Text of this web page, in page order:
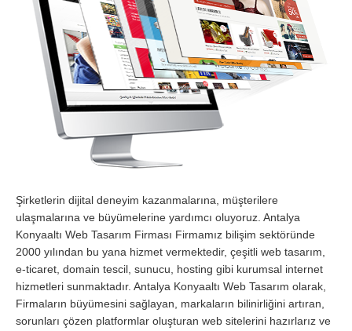
Şirketlerin dijital deneyim kazanmalarına, müşterilere
ulaşmalarına ve büyümelerine yardımcı oluyoruz. Antalya
Konyaaltı Web Tasarım Firması Firmamız bilişim sektöründe
2000 yılından bu yana hizmet vermektedir, çeşitli web tasarım,
e-ticaret, domain tescil, sunucu, hosting gibi kurumsal internet
hizmetleri sunmaktadır. Antalya Konyaaltı Web Tasarım olarak,
Firmaların büyümesini sağlayan, markaların bilinirliğini artıran,
sorunları çözen platformlar oluşturan web sitelerini hazırlarız ve